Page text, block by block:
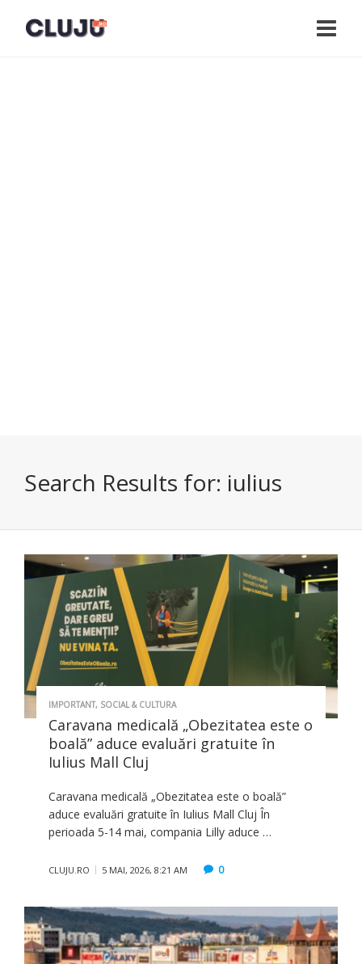
Search Results for: iulius
IMPORTANT, SOCIAL & CULTURA
Caravana medicală „Obezitatea este o
boală” aduce evaluări gratuite în
Iulius Mall Cluj
Caravana medicală „Obezitatea este o boală”
aduce evaluări gratuite în Iulius Mall Cluj În
perioada 5-14 mai, compania Lilly aduce …
CLUJU.RO 5 MAI, 2026, 8:21 AM 0